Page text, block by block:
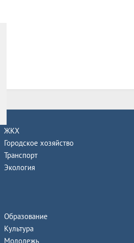
ЖКХ
Городское хозяйство
Транспорт
Экология
Образование
Культура
Молодежь